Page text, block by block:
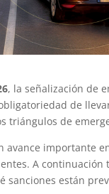
, la señalización de
de
triángulos de
avance importante
A
sanciones están